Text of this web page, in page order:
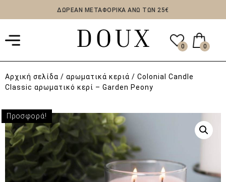
ΔΩΡΕΑΝ ΜΕΤΑΦΟΡΙΚΑ ΑΝΩ ΤΩΝ 25€
0 0
Αρχική σελίδα / αρωματικά κεριά / Colonial Candle
Classic αρωματικό κερί – Garden Peony
Προσφορά!